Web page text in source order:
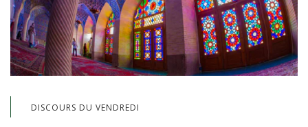
DISCOURS DU VENDREDI